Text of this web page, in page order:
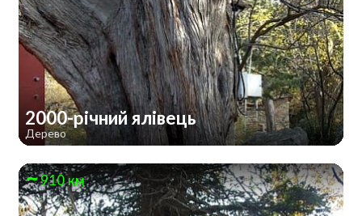
2000-річний ялівець
Дерево
910 км